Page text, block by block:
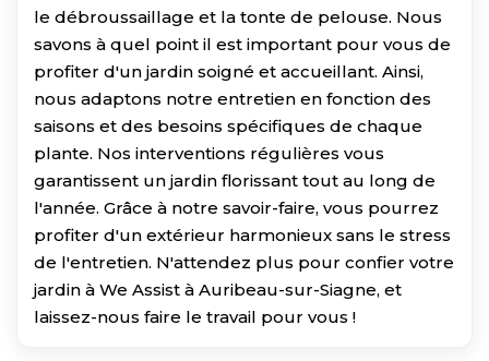
le débroussaillage et la tonte de pelouse. Nous
savons à quel point il est important pour vous de
profiter d'un jardin soigné et accueillant. Ainsi,
nous adaptons notre entretien en fonction des
saisons et des besoins spécifiques de chaque
plante. Nos interventions régulières vous
garantissent un jardin florissant tout au long de
l'année. Grâce à notre savoir-faire, vous pourrez
profiter d'un extérieur harmonieux sans le stress
de l'entretien. N'attendez plus pour confier votre
jardin à We Assist à Auribeau-sur-Siagne, et
laissez-nous faire le travail pour vous !